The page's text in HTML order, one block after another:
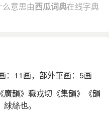
意思由西瓜词典在线字典
：11画，部外筆画：5画
廣韻》職戎切《集韻》《韻
絲也。